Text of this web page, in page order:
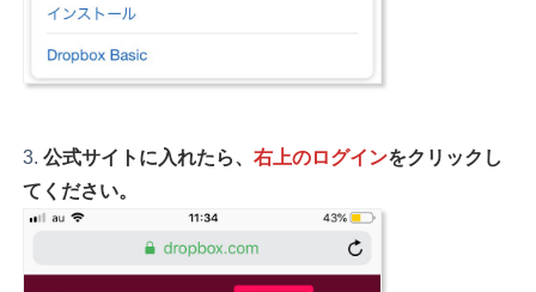
公式サイトに入れたら、右上のログインをクリックし
てください。